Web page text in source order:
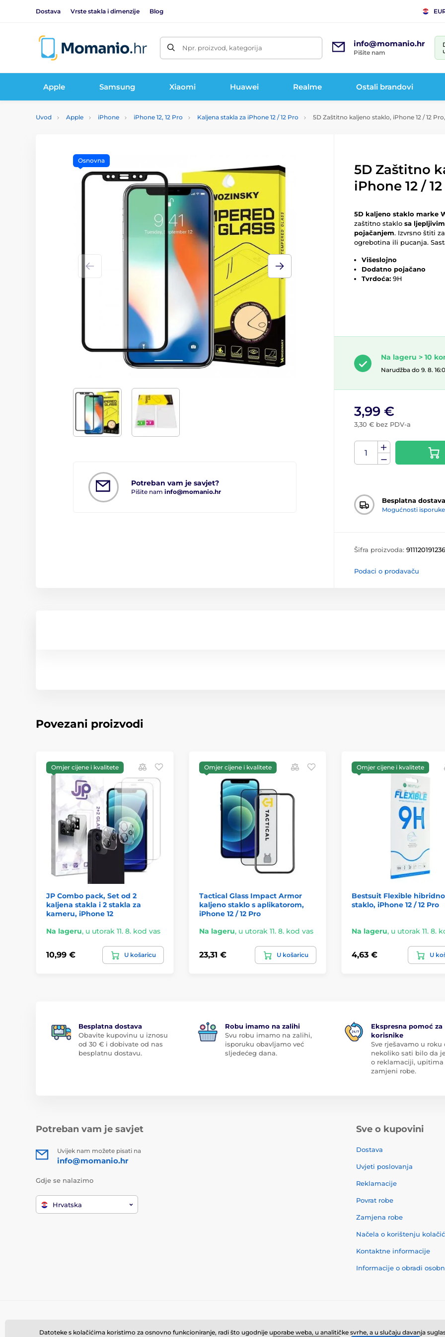
Dostava Vrste stakla i dimenzije Blog
Npr. proizvod, kategorija info@momanio.hr
Pišite nam
Apple Samsung Xiaomi Huawei Realme Ostali brandovi
Uvod Apple iPhone iPhone 12, 12 Pro Kaljena stakla za iPhone 12 / 12 Pro 5D Zaštitno kaljeno staklo, iPhone 12 / 12
Potreban vam je savjet?
Pišite nam info@momanio.hr
Osnovna
5D Zaštitno
iPhone 12 /
5D kaljeno staklo marke
zaštitno staklo sa
pojačanjem. Izvrsno štiti
ogrebotina ili pucanja.
Višeslojno
Dodatno pojačano
Tvrdoća: 9H
Na lageru > 10
Narudžba do 9. 8.
3,99 €
3,30 € bez PDV-a
Besplatna dostava
Mogućnosti isporuke
Šifra proizvoda:
Podaci o prodavaču
Povezani proizvodi
Omjer cijene i kvalitete
JP Combo pack, Set od 2
kaljena stakla i 2 stakla za
kameru, iPhone 12
Na lageru, u utorak 11. 8. kod vas
10,99 € U košaricu
Omjer cijene i kvalitete
Tactical Glass Impact Armor
kaljeno staklo s aplikatorom,
iPhone 12 / 12 Pro
Na lageru, u utorak 11. 8. kod vas
23,31 € U košaricu
Omjer cijene i kvalitete
Bestsuit Flexible hibridno
staklo, iPhone 12 / 12 Pro
Na lageru, u utorak 11. 8.
4,63 € U
Besplatna dostava
Obavite kupovinu u iznosu
od 30 € i dobivate od nas
besplatnu dostavu.
Robu imamo na zalihi
Svu robu imamo na zalihi,
isporuku obavljamo već
sljedećeg dana.
Ekspresna pomoć za
korisnike
Sve rješavamo u roku
nekoliko sati bilo da
o reklamaciji, upitima
zamjeni robe.
Potreban vam je savjet
Uvijek nam možete pisati na
info@momanio.hr
Gdje se nalazimo
Hrvatska
Sve o kupovini
Dostava
Uvjeti poslovanja
Reklamacije
Povrat robe
Zamjena robe
Načela o korištenju
Kontaktne informacije
Informacije o obradi
Datoteke s kolačićima koristimo za osnovno funkcioniranje, radi što ugodnije uporabe weba, u analitičke svrhe, a u slučaju davanja